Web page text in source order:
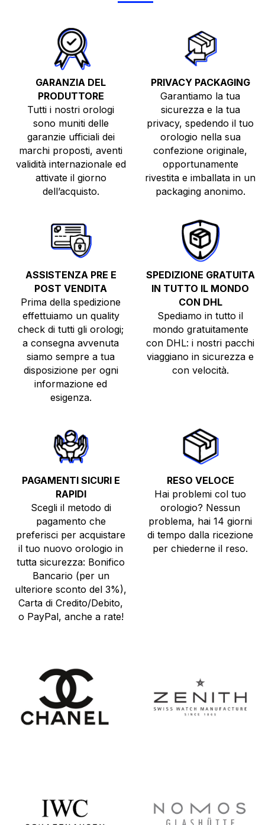
TUTTI GLI OROLOGI
NUOVI
USATI
TOP BRANDS
GARANZIA DEL
PRODUTTORE
Tutti i nostri orologi
sono muniti delle
garanzie ufficiali dei
marchi proposti, aventi
validità internazionale ed
attivate il giorno
dell’acquisto.
PRIVACY PACKAGING
Garantiamo la tua
sicurezza e la tua
privacy, spedendo il tuo
orologio nella sua
confezione originale,
opportunamente
rivestita e imballata in un
packaging anonimo.
ASSISTENZA PRE E
POST VENDITA
Prima della spedizione
effettuiamo un quality
check di tutti gli orologi;
a consegna avvenuta
siamo sempre a tua
disposizione per ogni
informazione ed
esigenza.
SPEDIZIONE GRATUITA
IN TUTTO IL MONDO
CON DHL
Spediamo in tutto il
mondo gratuitamente
con DHL: i nostri pacchi
viaggiano in sicurezza e
con velocità.
PAGAMENTI SICURI E
RAPIDI
Scegli il metodo di
pagamento che
preferisci per acquistare
il tuo nuovo orologio in
tutta sicurezza: Bonifico
Bancario (per un
ulteriore sconto del 3%),
Carta di Credito/Debito,
o PayPal, anche a rate!
RESO VELOCE
Hai problemi col tuo
orologio? Nessun
problema, hai 14 giorni
di tempo dalla ricezione
per chiederne il reso.